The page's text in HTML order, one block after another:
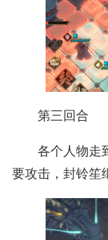
第三回合
各个人物走
要攻击，封铃笙